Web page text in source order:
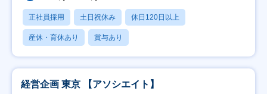
正社員採用 土日祝休み 休日120日以上
産休・育休あり 賞与あり
経営企画 東京 【アソシエイト】